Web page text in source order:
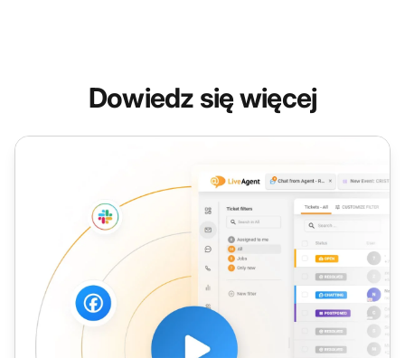
Dowiedz się więcej
Średni czas obsługi (AHT)